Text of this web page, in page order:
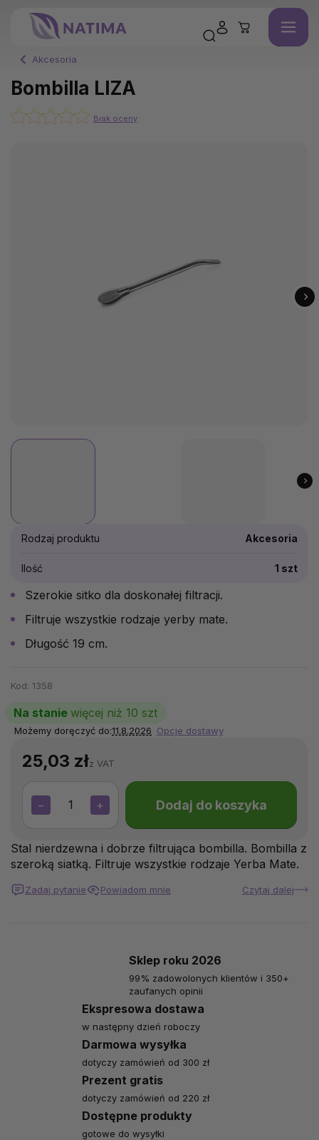
Akcesoria
Bombilla LIZA
Brak oceny
25,03 złz VAT
+
− Dodaj do koszyka
Stal nierdzewna i dobrze filtrująca bombilla. Bombilla z
szeroką siatką. Filtruje wszystkie rodzaje Yerba Mate.
Czytaj dalej
Zadaj pytanie Powiadom mnie
Szerokie sitko dla doskonałej filtracji.
Filtruje wszystkie rodzaje yerby mate.
Długość 19 cm.
Kod: 1358
Rodzaj produktu Akcesoria
Ilość 1 szt
Na stanie więcej niż 10 szt
Możemy doręczyć do:11.8.2026 Opcje dostawy
Ekspresowa dostawa
w następny dzień roboczy
Darmowa wysyłka
dotyczy zamówień od 300 zł
Prezent gratis
dotyczy zamówień od 220 zł
Dostępne produkty
gotowe do wysyłki
Sklep roku 2026
99% zadowolonych klientów i 350+
zaufanych opinii